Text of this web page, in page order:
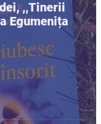
,,Tinerii
Egumenița